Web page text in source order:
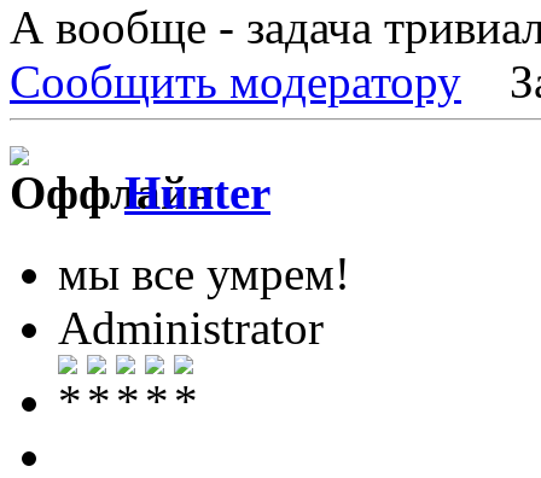
А вообще - задача
Сообщить модератору
Hunter
мы все умрем!
Administrator